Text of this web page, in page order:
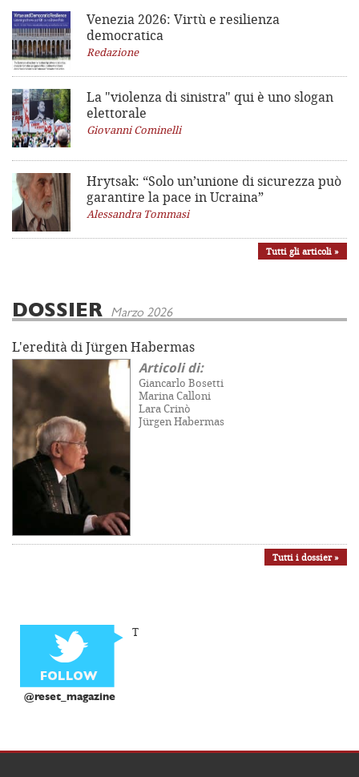
Venezia 2026: Virtù e resilienza
democratica
Redazione
La "violenza di sinistra" qui è uno slogan
elettorale
Giovanni Cominelli
Hrytsak: “Solo un’unione di sicurezza può
garantire la pace in Ucraina”
Alessandra Tommasi
Tutti gli articoli »
DOSSIER Marzo 2026
L'eredità di Jürgen Habermas
Articoli di:
Giancarlo Bosetti
Marina Calloni
Lara Crinò
Jürgen Habermas
Tutti i dossier »
@reset_magazine
T